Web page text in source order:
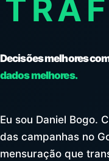
Decisões melhores
dados melhores.
Eu sou Daniel Bogo.
das campanhas no
mensuração que